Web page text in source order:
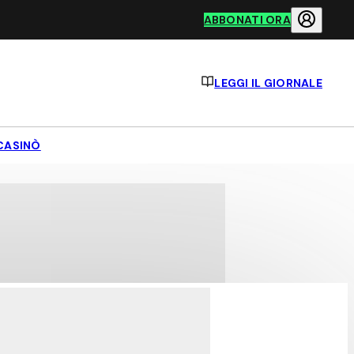
ABBONATI ORA
LEGGI IL GIORNALE